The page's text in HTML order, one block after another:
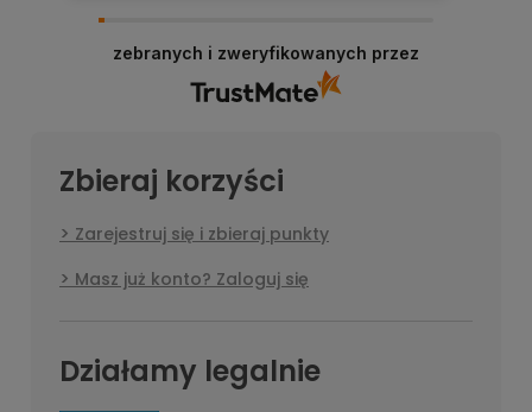
klientów takich jak Ty i jesteśmy zadowoleni, że
nam się udało. Mamy nadzieję, że do nas wrócisz
musiałam składać zamówień na kilkunastu
stronach. Z ręką na sercu ja i moje
szczury polecamy właśnie tutaj składać
zebranych i zweryfikowanych przez
Zbieraj korzyści
Zarejestruj się i zbieraj punkty
Masz już konto? Zaloguj się
Działamy legalnie